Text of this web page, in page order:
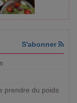
S'abonner
prendre du poids